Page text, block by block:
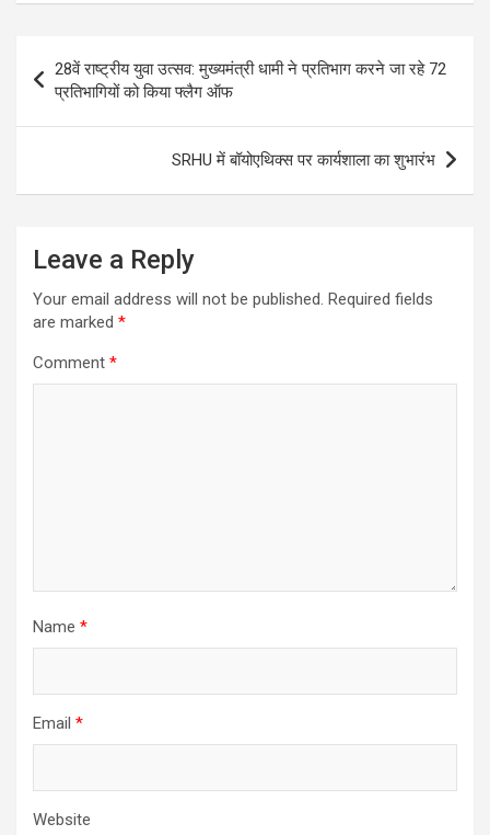
navigation
28वें राष्ट्रीय युवा उत्सव: मुख्यमंत्री धामी ने प्रतिभाग करने जा रहे 72
प्रतिभागियों को किया फ्लैग ऑफ
SRHU में बॉयोएथिक्स पर कार्यशाला का शुभारंभ
Leave a Reply
Your email address will not be published. Required fields
are marked *
Comment *
Name *
Email *
Website